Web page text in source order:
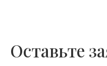
Оставьте